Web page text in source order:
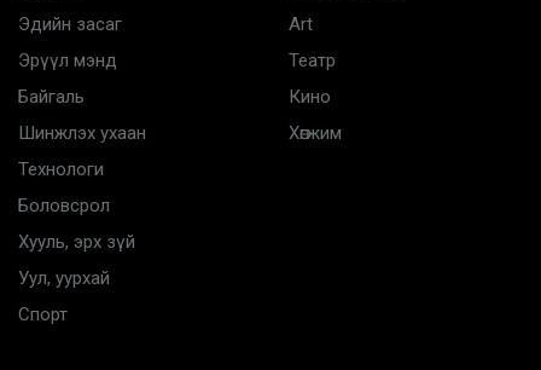
Эдийн засаг
Эрүүл мэнд
Байгаль
Шинжлэх ухаан
Технологи
Боловсрол
Хууль, эрх зүй
Уул, уурхай
Спорт
Art
Театр
Кино
Хөгжим